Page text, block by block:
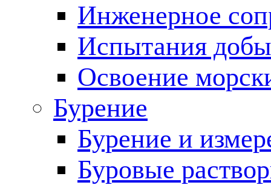
Инженерное
Испытания
Освоение
Бурение
Бурение и
Буровые